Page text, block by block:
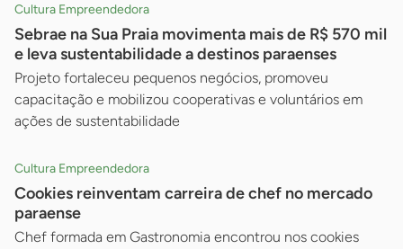
Cultura Empreendedora
Sebrae na Sua Praia movimenta mais de R$ 570 mil
e leva sustentabilidade a destinos paraenses
Projeto fortaleceu pequenos negócios, promoveu
capacitação e mobilizou cooperativas e voluntários em
ações de sustentabilidade
Cultura Empreendedora
Cookies reinventam carreira de chef no mercado
paraense
Chef formada em Gastronomia encontrou nos cookies